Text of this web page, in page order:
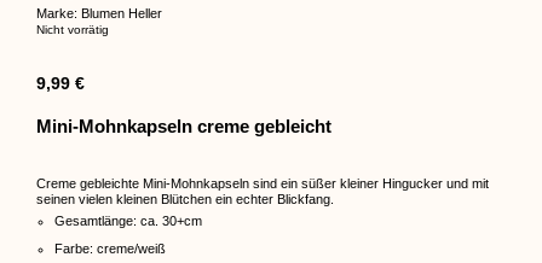
Marke: Blumen Heller
Nicht vorrätig
9,99 €
Mini-Mohnkapseln creme gebleicht
Creme gebleichte Mini-Mohnkapseln sind ein süßer kleiner Hingucker und mit
seinen vielen kleinen Blütchen ein echter Blickfang.
Gesamtlänge: ca. 30+cm
Farbe: creme/weiß